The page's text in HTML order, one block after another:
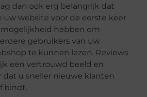
dan ook erg belangrijk dat
uw website voor de eerste keer
hebben om
gebruikers van uw
te kunnen lezen. Reviews
een vertrouwd beeld en
dat u sneller nieuwe klanten
bindt.